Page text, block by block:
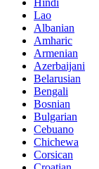
Hindi
Lao
Albanian
Amharic
Armenian
Azerbaijani
Belarusian
Bengali
Bosnian
Bulgarian
Cebuano
Chichewa
Corsican